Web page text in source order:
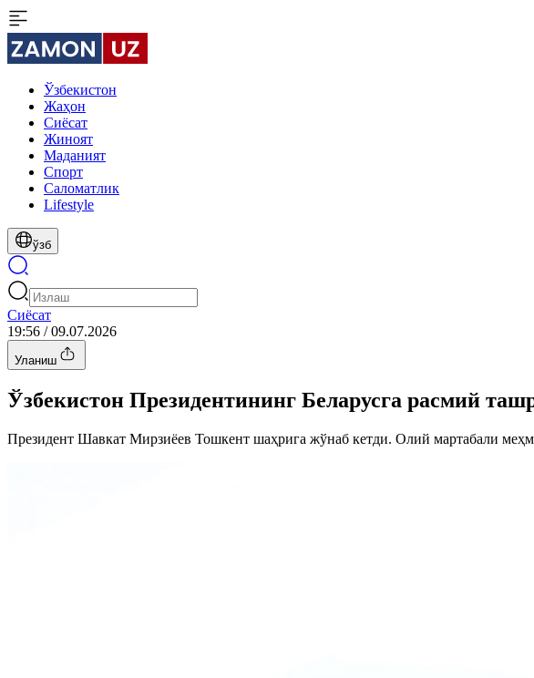
Ўзбекистон
Жаҳон
Сиёсат
Жиноят
Маданият
Спорт
Cаломатлик
Lifestyle
ўзб
Сиёсат
19:56 / 09.07.2026
Уланиш
Ўзбекистон Президентининг Беларусга расмий
Президент Шавкат Мирзиёев Тошкент шаҳрига жўнаб кетди. Олий мартабали